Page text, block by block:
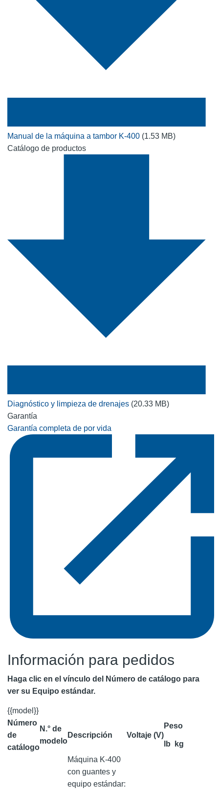
Manual de la máquina a tambor K-400 (1.53 MB)
Catálogo de productos
Diagnóstico y limpieza de drenajes (20.33 MB)
Garantía
Garantía completa de por vida
Información para pedidos
Haga clic en el vínculo del Número de catálogo para
ver su Equipo estándar.
{{model}}
Número
de
catálogo
N.° de
modelo
Descripción Voltaje (V)
Peso
lb kg
Máquina K-400
con guantes y
equipo estándar: